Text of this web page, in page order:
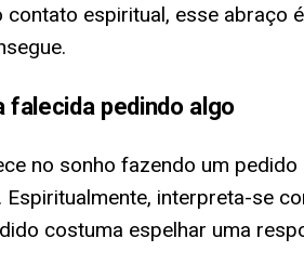
contato espiritual, esse
falecida pedindo algo
no sonho fazendo um
Espiritualmente, interpreta-se
costuma espelhar uma